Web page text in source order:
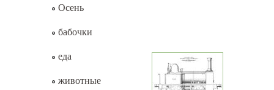
Осень
бабочки
еда
животные